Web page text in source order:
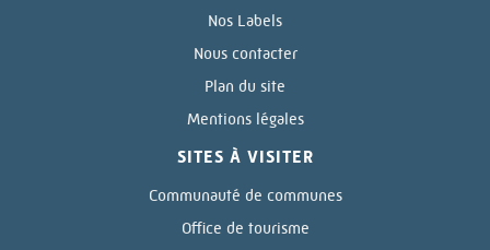
Nos Labels
Nous contacter
Plan du site
Mentions légales
SITES À VISITER
Communauté de communes
Office de tourisme